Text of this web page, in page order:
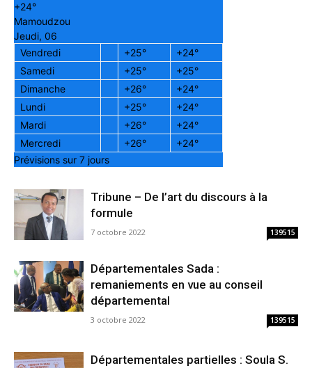
+24°
Mamoudzou
Jeudi, 06
Vendredi
+25° +24°
Samedi
+25° +25°
Dimanche
+26° +24°
Lundi
+25° +24°
Mardi
+26° +24°
Mercredi
+26° +24°
Prévisions sur 7 jours
Tribune – De l’art du discours à la
formule
7 octobre 2022 139515
Départementales Sada :
remaniements en vue au conseil
départemental
3 octobre 2022 139515
Départementales partielles : Soula S.